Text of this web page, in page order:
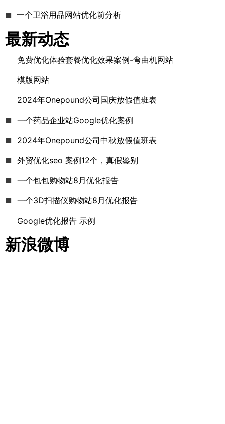
一个卫浴用品网站优化前分析
最新动态
免费优化体验套餐优化效果案例-弯曲机网站
模版网站
2024年Onepound公司国庆放假值班表
一个药品企业站Google优化案例
2024年Onepound公司中秋放假值班表
外贸优化seo 案例12个，真假鉴别
一个包包购物站8月优化报告
一个3D扫描仪购物站8月优化报告
Google优化报告 示例
新浪微博